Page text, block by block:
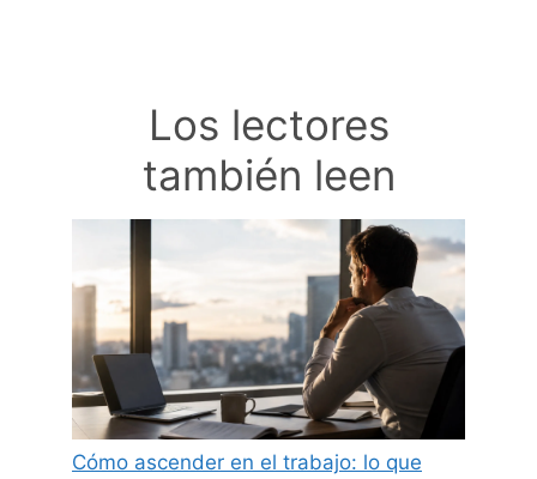
Los lectores
también leen
Cómo ascender en el trabajo: lo que